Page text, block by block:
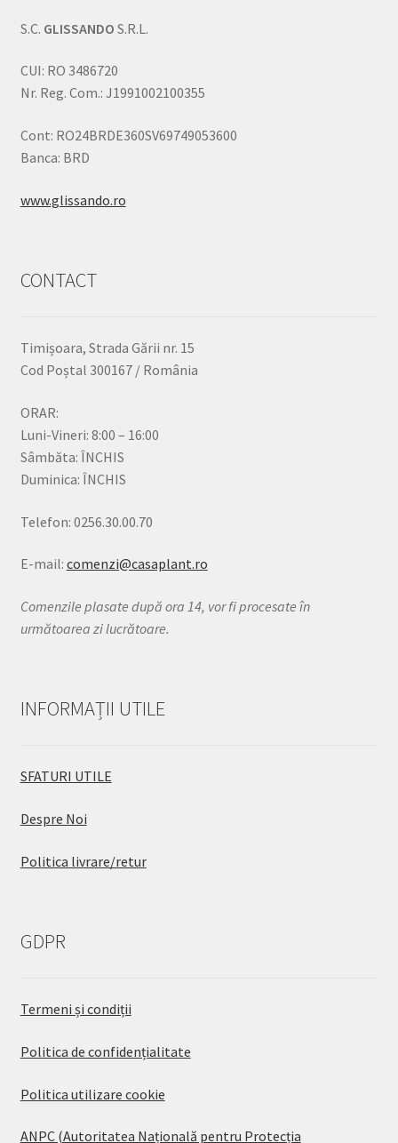
S.C. GLISSANDO S.R.L.
CUI: RO 3486720
Nr. Reg. Com.: J1991002100355
Cont: RO24BRDE360SV69749053600
Banca: BRD
www.glissando.ro
CONTACT
Timișoara, Strada Gării nr. 15
Cod Poștal 300167 / România
ORAR:
Luni-Vineri: 8:00 – 16:00
Sâmbăta: ÎNCHIS
Duminica: ÎNCHIS
Telefon: 0256.30.00.70
E-mail: comenzi@casaplant.ro
Comenzile plasate după ora 14, vor fi procesate în
următoarea zi lucrătoare.
INFORMAȚII UTILE
SFATURI UTILE
Despre Noi
Politica livrare/retur
GDPR
Termeni și condiții
Politica de confidențialitate
Politica utilizare cookie
ANPC (Autoritatea Națională pentru Protecția